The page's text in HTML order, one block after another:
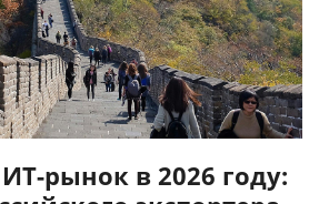
рынок в 2026 году: